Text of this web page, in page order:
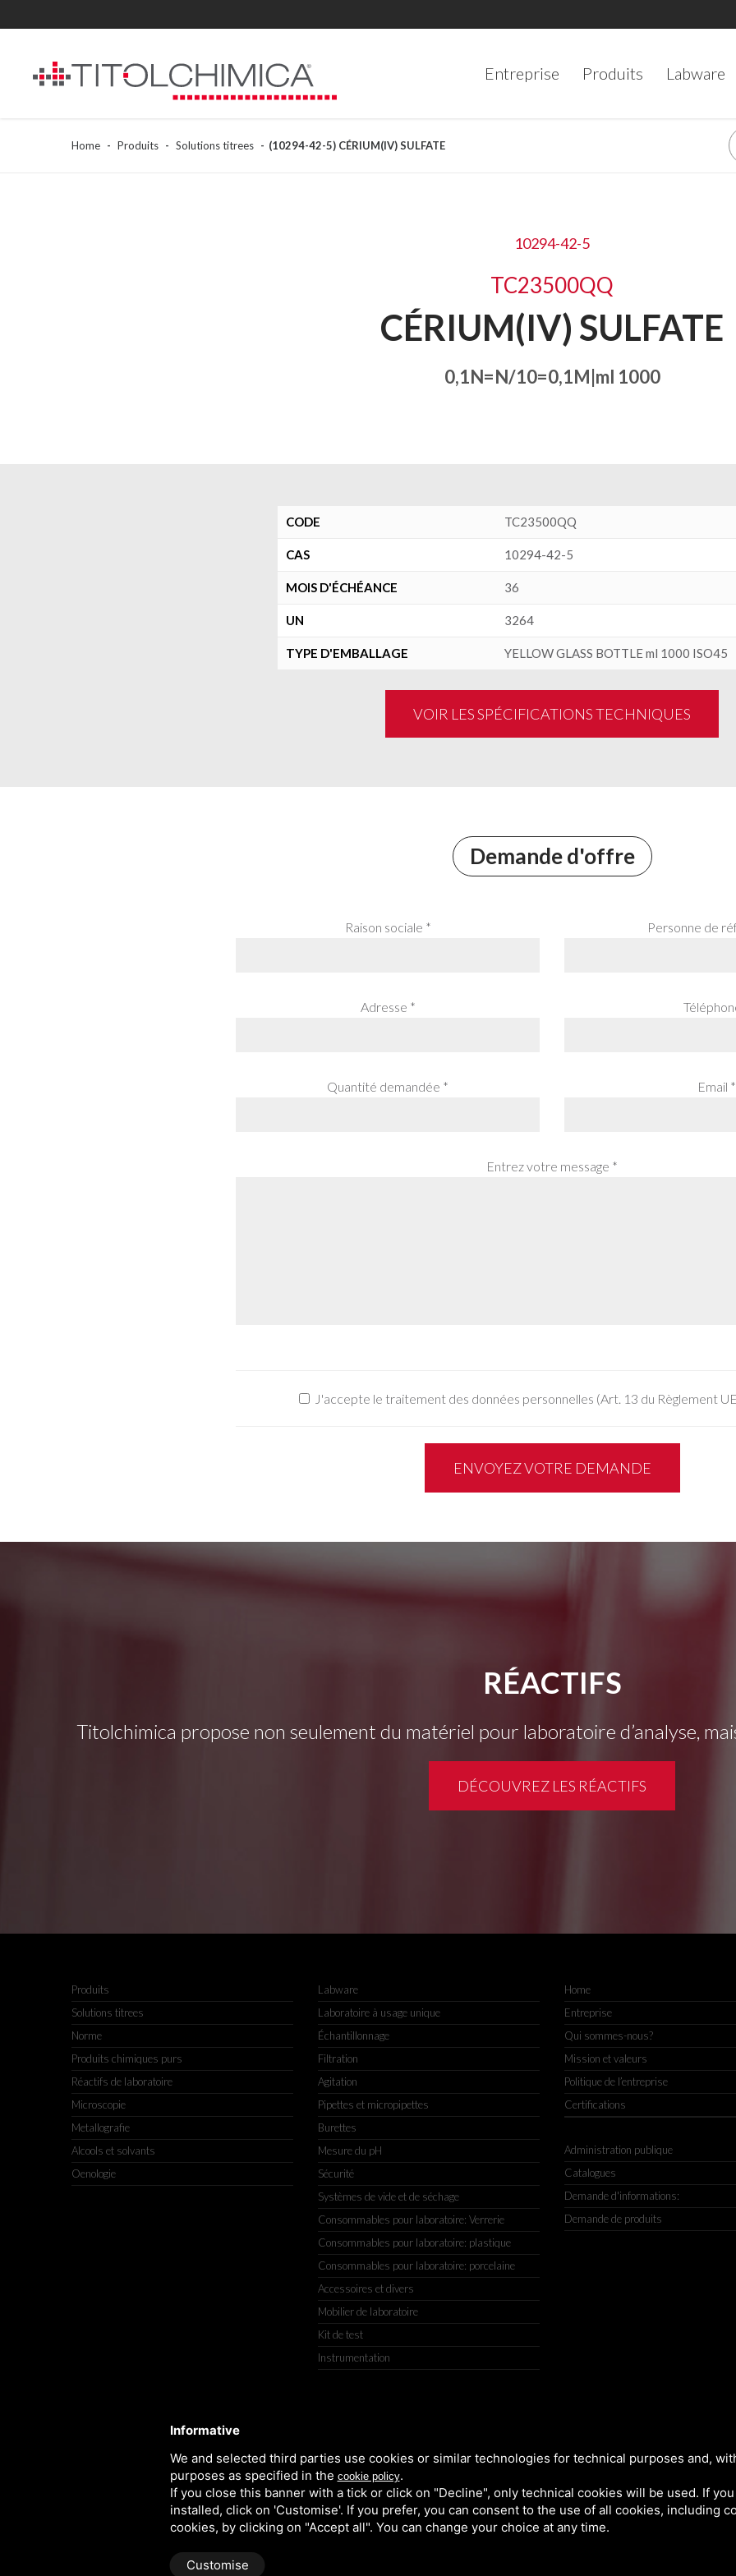
Entreprise Produits Labware
Home Produits Solutions titrees (10294-42-5) CÉRIUM(IV) SULFATE
10294-42-5
TC23500QQ
CÉRIUM(IV) SULFATE
0,1N=N/10=0,1M|ml 1000
CODE TC23500QQ
CAS 10294-42-5
MOIS D'ÉCHÉANCE 36
UN 3264
TYPE D'EMBALLAGE YELLOW GLASS BOTTLE ml 1000 ISO45
VOIR LES SPÉCIFICATIONS TECHNIQUES
Demande d'offre
Raison sociale * Personne de
Adresse *
Quantité demandée * Email *
Entrez votre message *
J'accepte le traitement des données personnelles (Art. 13 du Règlement
ENVOYEZ VOTRE DEMANDE
RÉACTIFS
Titolchimica propose non seulement du matériel pour laboratoire d’analyse,
DÉCOUVREZ LES RÉACTIFS
Informative
We and selected third parties use cookies or similar technologies for technical purposes and,
purposes as specified in the cookie policy.
If you close this banner with a tick or click on "Decline", only technical cookies will be used. If
installed, click on 'Customise'. If you prefer, you can consent to the use of all cookies, including
cookies, by clicking on "Accept all". You can change your choice at any time.
Customise
Produits
Solutions titrees
Norme
Produits chimiques purs
Réactifs de laboratoire
Microscopie
Metallografie
Alcools et solvants
Oenologie
Labware
Laboratoire à usage unique
Échantillonnage
Filtration
Agitation
Pipettes et micropipettes
Burettes
Mesure du pH
Sécurité
Systèmes de vide et de séchage
Consommables pour laboratoire: Verrerie
Consommables pour laboratoire: plastique
Consommables pour laboratoire: porcelaine
Accessoires et divers
Mobilier de laboratoire
Kit de test
Instrumentation
Home
Entreprise
Qui sommes-nous?
Mission et valeurs
Politique de l’entreprise
Certifications
Administration publique
Catalogues
Demande d'informations:
Demande de produits
TITOLCHIMICA SPA - VIA DELL'ARTIGIANATO, 2 (MACROAREA) 45030 VILLAMARZANA (RO) ITALY,